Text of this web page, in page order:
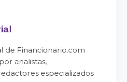
de Financionario.com
analistas,
especializados